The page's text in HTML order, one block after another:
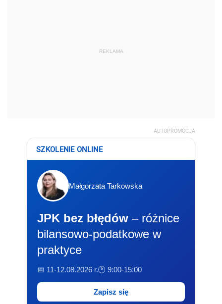
REKLAMA
AUTOPROMOCJA
SZKOLENIE ONLINE
Małgorzata Tarkowska
JPK bez błędów – różnice
bilansowo-podatkowe w
praktyce
📅 11-12.08.2026 r.🕐 9:00-15:00
Zapisz się